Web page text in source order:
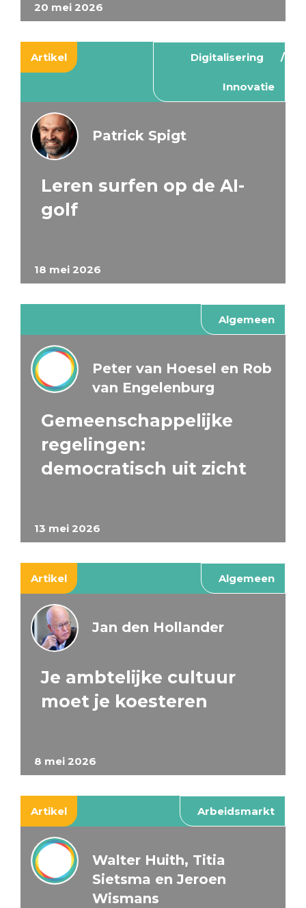
20 mei 2026
Artikel Digitalisering
Innovatie
18 mei 2026
Patrick Spigt
Leren surfen op de AI-
golf
Algemeen
13 mei 2026
Peter van Hoesel en Rob
van Engelenburg
Gemeenschappelijke
regelingen:
democratisch uit zicht
Artikel Algemeen
8 mei 2026
Jan den Hollander
Je ambtelijke cultuur
moet je koesteren
Artikel Arbeidsmarkt
Walter Huith, Titia
Sietsma en Jeroen
Wismans